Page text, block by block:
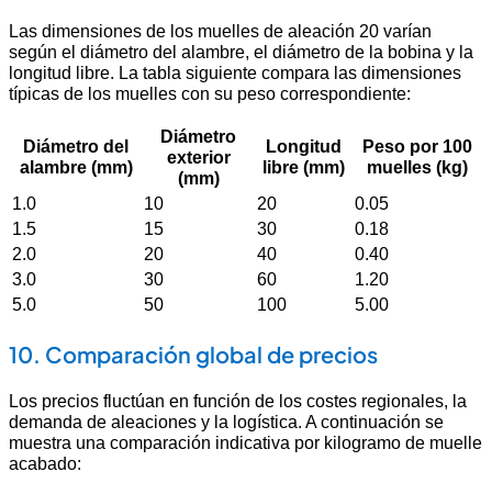
Las dimensiones de los muelles de aleación 20 varían
según el diámetro del alambre, el diámetro de la bobina y la
longitud libre. La tabla siguiente compara las dimensiones
típicas de los muelles con su peso correspondiente:
Diámetro del
alambre (mm)
Diámetro
exterior
(mm)
Longitud
libre (mm)
Peso por 100
muelles (kg)
1.0
10 20
0.05
1.5
15 30
0.18
2.0
20 40
0.40
3.0
30 60
1.20
5.0
50 100 5.00
10. Comparación global de precios
Los precios fluctúan en función de los costes regionales, la
demanda de aleaciones y la logística. A continuación se
muestra una comparación indicativa por kilogramo de muelle
acabado: